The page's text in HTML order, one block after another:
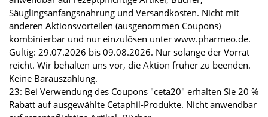
Säuglingsanfangsnahrung und Versandkosten. Nicht mit
anderen Aktionsvorteilen (ausgenommen Coupons)
kombinierbar und nur einzulösen unter www.pharmeo.de.
Gültig: 29.07.2026 bis 09.08.2026. Nur solange der Vorrat
reicht. Wir behalten uns vor, die Aktion früher zu beenden.
Keine Barauszahlung.
23: Bei Verwendung des Coupons "ceta20" erhalten Sie 20 %
Rabatt auf ausgewählte Cetaphil-Produkte. Nicht anwendbar